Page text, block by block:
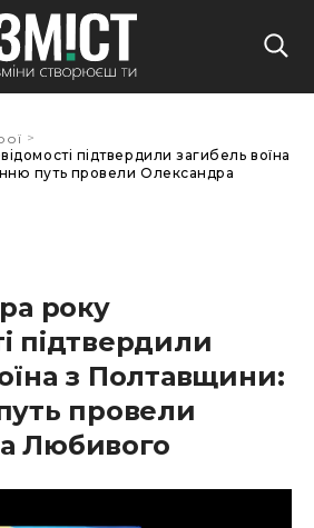
>
підтвердили загибель воїна
путь провели Олександра
року
підтвердили
з Полтавщини:
провели
Любивого